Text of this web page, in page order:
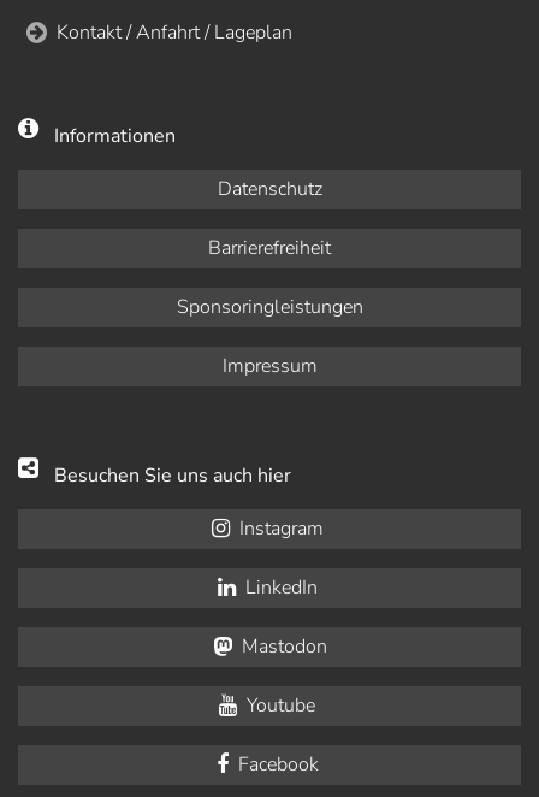
Kontakt / Anfahrt / Lageplan
Informationen
Datenschutz
Barrierefreiheit
Sponsoringleistungen
Impressum
Besuchen Sie uns auch hier
Instagram
LinkedIn
Mastodon
Youtube
Facebook